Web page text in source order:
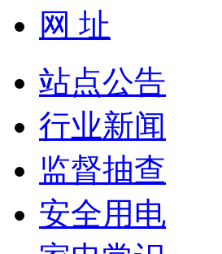
网 址
站点公告
行业新闻
监督抽查
安全用电